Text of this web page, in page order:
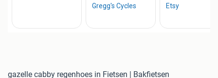
gazelle cabby regenhoes in Fietsen | Bakfietsen